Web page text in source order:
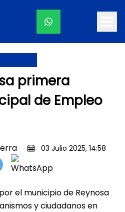
primera
de Empleo
03 Julio 2025, 14:58
el municipio de Reynosa
y ciudadanos en